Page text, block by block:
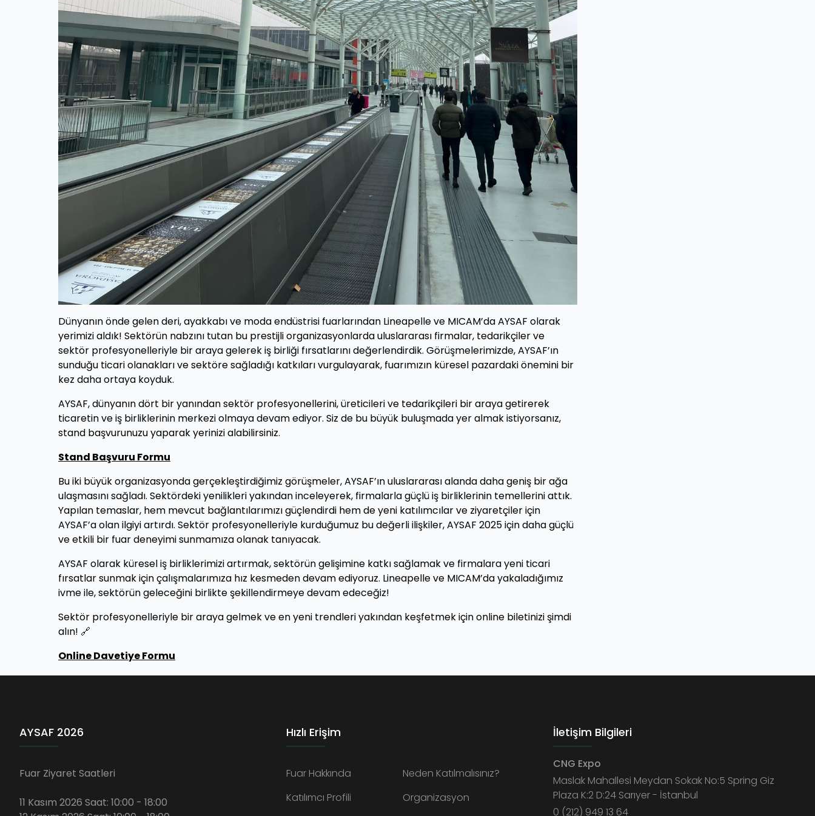
Dünyanın önde gelen deri, ayakkabı ve moda endüstrisi fuarlarından Lineapelle ve MICAM’da AYSAF olarak
yerimizi aldık! Sektörün nabzını tutan bu prestijli organizasyonlarda uluslararası firmalar, tedarikçiler ve
sektör profesyonelleriyle bir araya gelerek iş birliği fırsatlarını değerlendirdik. Görüşmelerimizde, AYSAF’ın
sunduğu ticari olanakları ve sektöre sağladığı katkıları vurgulayarak, fuarımızın küresel pazardaki önemini bir
kez daha ortaya koyduk.
AYSAF, dünyanın dört bir yanından sektör profesyonellerini, üreticileri ve tedarikçileri bir araya getirerek
ticaretin ve iş birliklerinin merkezi olmaya devam ediyor. Siz de bu büyük buluşmada yer almak istiyorsanız,
stand başvurunuzu yaparak yerinizi alabilirsiniz.
Stand Başvuru Formu
Bu iki büyük organizasyonda gerçekleştirdiğimiz görüşmeler, AYSAF’ın uluslararası alanda daha geniş bir ağa
ulaşmasını sağladı. Sektördeki yenilikleri yakından inceleyerek, firmalarla güçlü iş birliklerinin temellerini attık.
Yapılan temaslar, hem mevcut bağlantılarımızı güçlendirdi hem de yeni katılımcılar ve ziyaretçiler için
AYSAF’a olan ilgiyi artırdı. Sektör profesyonelleriyle kurduğumuz bu değerli ilişkiler, AYSAF 2025 için daha güçlü
ve etkili bir fuar deneyimi sunmamıza olanak tanıyacak.
AYSAF olarak küresel iş birliklerimizi artırmak, sektörün gelişimine katkı sağlamak ve firmalara yeni ticari
fırsatlar sunmak için çalışmalarımıza hız kesmeden devam ediyoruz. Lineapelle ve MICAM’da yakaladığımız
ivme ile, sektörün geleceğini birlikte şekillendirmeye devam edeceğiz!
Sektör profesyonelleriyle bir araya gelmek ve en yeni trendleri yakından keşfetmek için online biletinizi şimdi
alın! 🔗
Online Davetiye Formu
AYSAF 2026
Fuar Ziyaret Saatleri
11 Kasım 2026 Saat: 10:00 - 18:00
Hızlı Erişim
Fuar Hakkında
Neden Katılmalısınız?
Katılımcı Profili
Organizasyon
İletişim Bilgileri
CNG Expo
Maslak Mahallesi Meydan Sokak No:5 Spring Giz
Plaza K:2 D:24 Sarıyer - İstanbul
0 (212) 949 13 64